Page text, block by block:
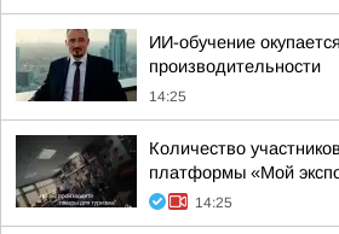
ИИ-обучение
производительности
14:25
Количество
платформы «Мой
14:25